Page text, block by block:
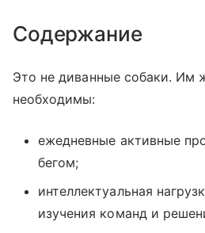
Содержание
Это не диванные собаки. Им
необходимы:
ежедневные активные
бегом;
интеллектуальная
изучения команд и